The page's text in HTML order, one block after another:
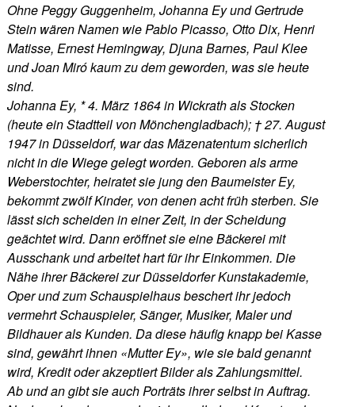
Ohne Peggy Guggenheim, Johanna Ey und Gertrude
Stein wären Namen wie Pablo Picasso, Otto Dix, Henri
Matisse, Ernest Hemingway, Djuna Barnes, Paul Klee
und Joan Miró kaum zu dem geworden, was sie heute
sind.
Johanna Ey, * 4. März 1864 in Wickrath als Stocken
(heute ein Stadtteil von Mönchengladbach); † 27. August
1947 in Düsseldorf, war das Mäzenatentum sicherlich
nicht in die Wiege gelegt worden. Geboren als arme
Weberstochter, heiratet sie jung den Baumeister Ey,
bekommt zwölf Kinder, von denen acht früh sterben. Sie
lässt sich scheiden in einer Zeit, in der Scheidung
geächtet wird. Dann eröffnet sie eine Bäckerei mit
Ausschank und arbeitet hart für ihr Einkommen. Die
Nähe ihrer Bäckerei zur Düsseldorfer Kunstakademie,
Oper und zum Schauspielhaus beschert ihr jedoch
vermehrt Schauspieler, Sänger, Musiker, Maler und
Bildhauer als Kunden. Da diese häufig knapp bei Kasse
sind, gewährt ihnen «Mutter Ey», wie sie bald genannt
wird, Kredit oder akzeptiert Bilder als Zahlungsmittel.
Ab und an gibt sie auch Porträts ihrer selbst in Auftrag.